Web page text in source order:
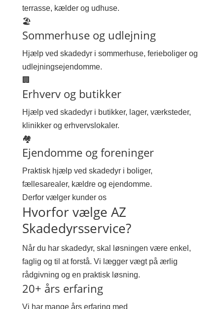
terrasse, kælder og udhuse.
🏖
Sommerhuse og udlejning
Hjælp ved skadedyr i sommerhuse, ferieboliger og
udlejningsejendomme.
🏢
Erhverv og butikker
Hjælp ved skadedyr i butikker, lager, værksteder,
klinikker og erhvervslokaler.
🏘
Ejendomme og foreninger
Praktisk hjælp ved skadedyr i boliger,
fællesarealer, kældre og ejendomme.
Derfor vælger kunder os
Hvorfor vælge AZ
Skadedyrsservice?
Når du har skadedyr, skal løsningen være enkel,
faglig og til at forstå. Vi lægger vægt på ærlig
rådgivning og en praktisk løsning.
20+ års erfaring
Vi har mange års erfaring med